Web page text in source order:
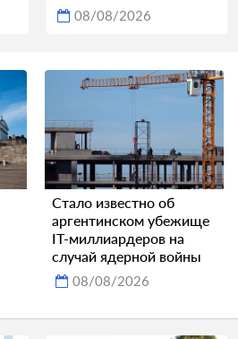
08/08/2026
Стало известно об
аргентинском убежище
IT-миллиардеров на
случай ядерной войны
08/08/2026